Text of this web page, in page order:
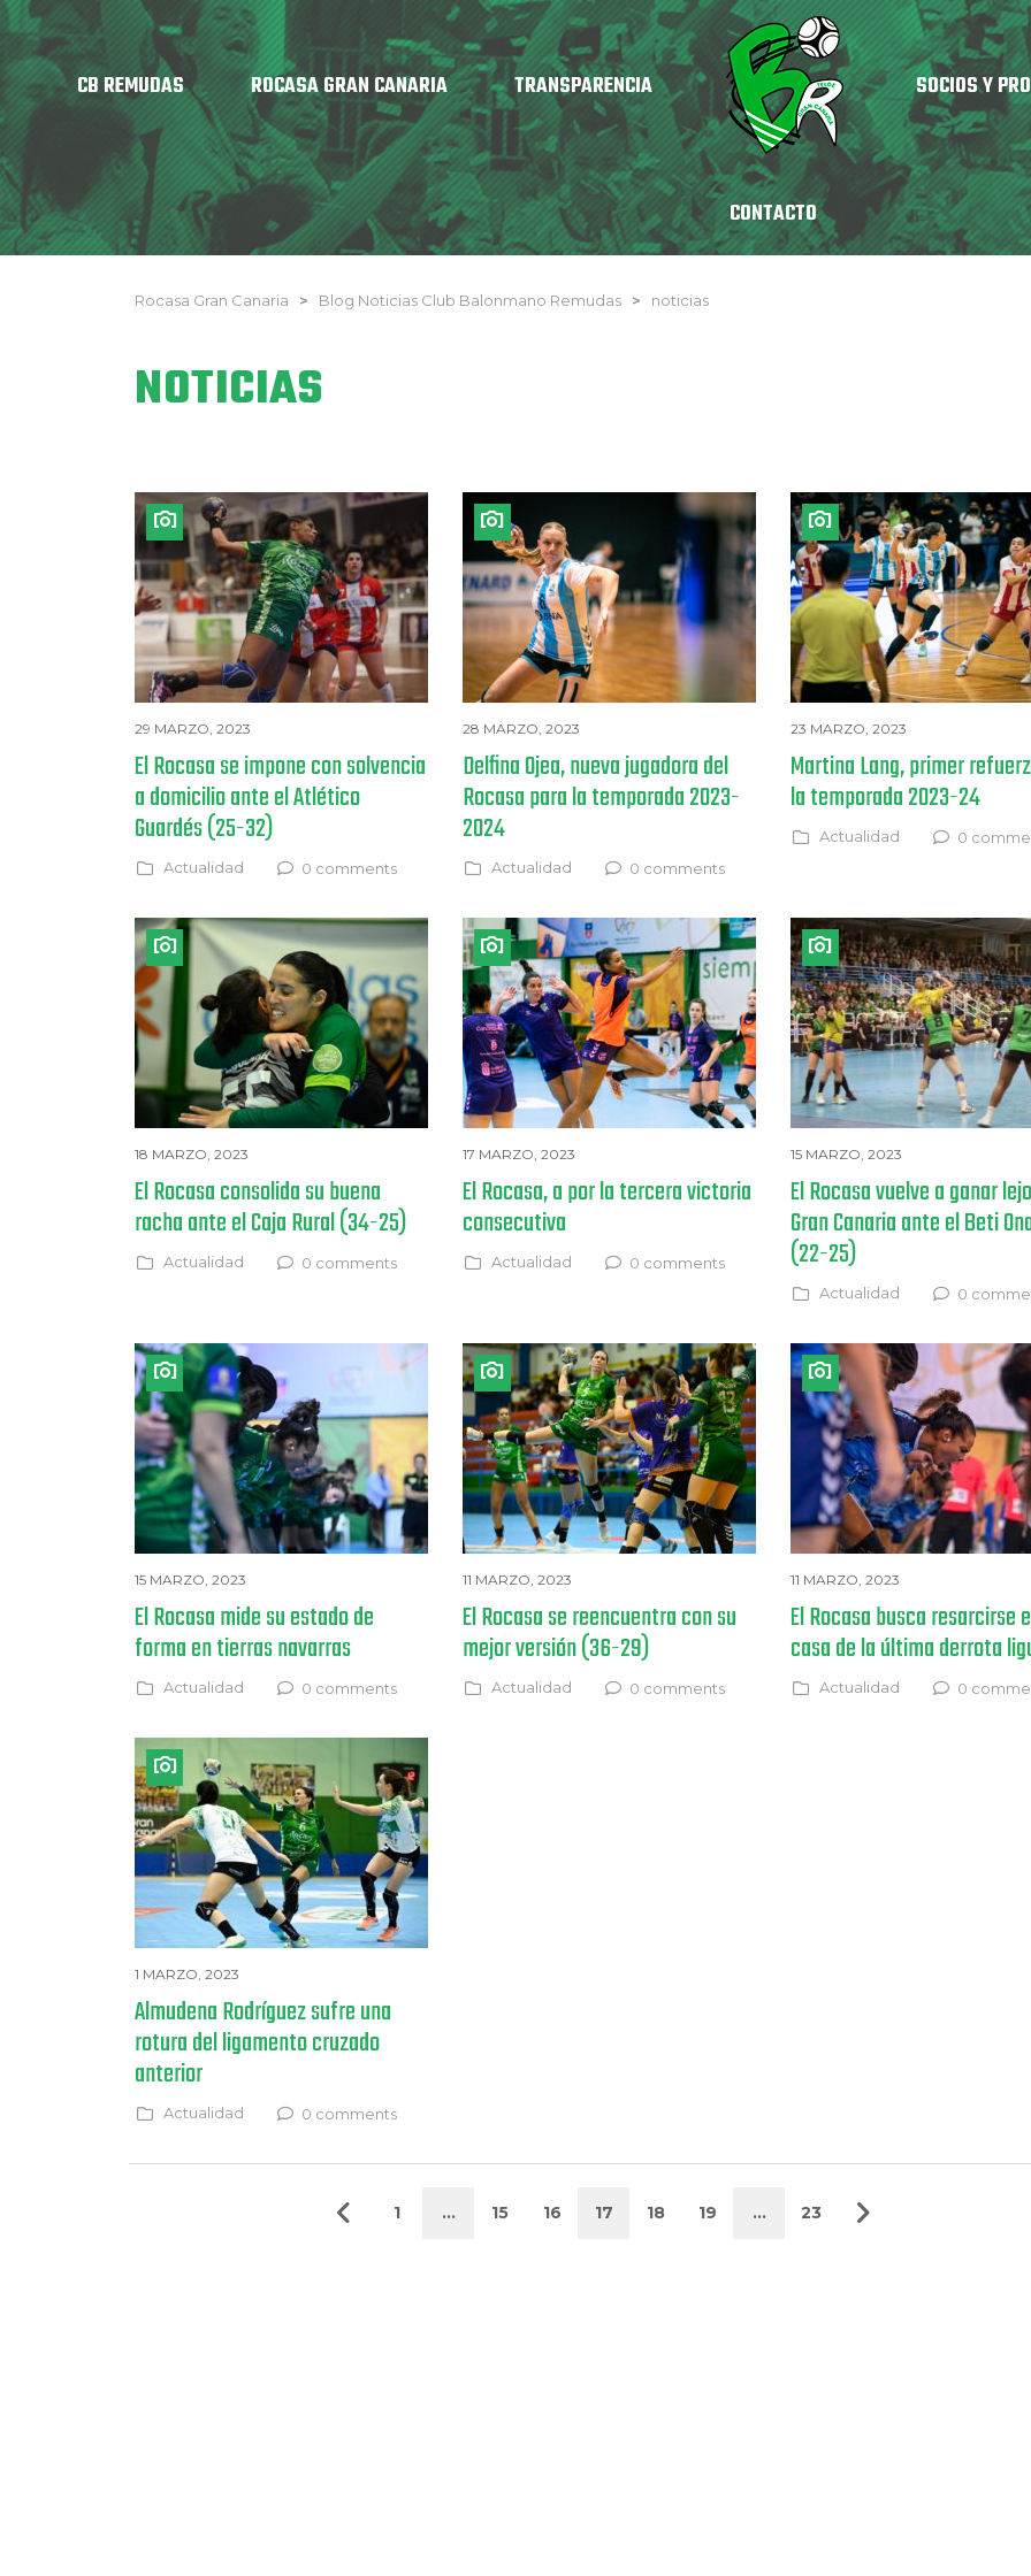
CB REMUDAS ROCASA GRAN CANARIA TRANSPARENCIA SOCIOS Y
CONTACTO
Rocasa Gran Canaria > Blog Noticias Club Balonmano Remudas > noticias
NOTICIAS
29 MARZO, 2023
El Rocasa se impone con solvencia
a domicilio ante el Atlético
Guardés (25-32)
Actualidad 0 comments
28 MARZO, 2023
Delfina Ojea, nueva jugadora del
Rocasa para la temporada 2023-
2024
Actualidad 0 comments
23 MARZO, 2023
Martina Lang, primer
la temporada 2023-24
Actualidad 0
18 MARZO, 2023
El Rocasa consolida su buena
racha ante el Caja Rural (34-25)
Actualidad 0 comments
17 MARZO, 2023
El Rocasa, a por la tercera victoria
consecutiva
Actualidad 0 comments
15 MARZO, 2023
El Rocasa vuelve a ganar
Gran Canaria ante el Beti
(22-25)
Actualidad 0
15 MARZO, 2023
El Rocasa mide su estado de
forma en tierras navarras
Actualidad 0 comments
11 MARZO, 2023
El Rocasa se reencuentra con su
mejor versión (36-29)
Actualidad 0 comments
11 MARZO, 2023
El Rocasa busca resarcirse
casa de la última derrota
Actualidad 0
1 MARZO, 2023
Almudena Rodríguez sufre una
rotura del ligamento cruzado
anterior
Actualidad 0 comments
1 … 15 16 17 18 19 … 23